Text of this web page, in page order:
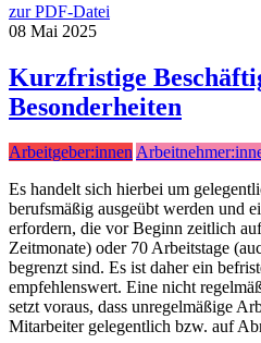
zur PDF-Datei
08 Mai 2025
Kurzfristige
Besonderheiten
Arbeitgeber:innen
Es handelt sich hierbei um
berufsmäßig ausgeübt werden und
erfordern, die vor Beginn zeitlich
Zeitmonate) oder 70 Arbeitstage
begrenzt sind. Es ist daher ein
empfehlenswert. Eine nicht
setzt voraus, dass unregelmäßige
Mitarbeiter gelegentlich bzw. auf